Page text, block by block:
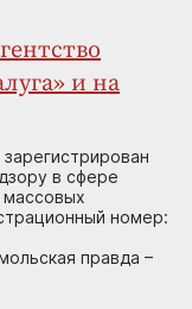
и на
в сфере
массовых
номер:
правда –